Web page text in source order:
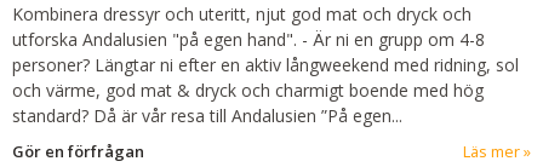
Kombinera dressyr och uteritt, njut god mat och dryck och
utforska Andalusien "på egen hand". - Är ni en grupp om 4-8
personer? Längtar ni efter en aktiv långweekend med ridning, sol
och värme, god mat & dryck och charmigt boende med hög
standard? Då är vår resa till Andalusien ”På egen...
Gör en förfrågan Läs mer